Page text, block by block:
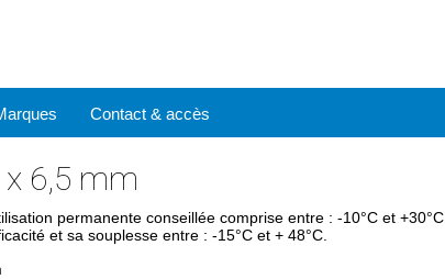
Contact & accès
6,5 mm
permanente conseillée comprise entre : -10°C et +30°C.
et sa souplesse entre : -15°C et + 48°C.